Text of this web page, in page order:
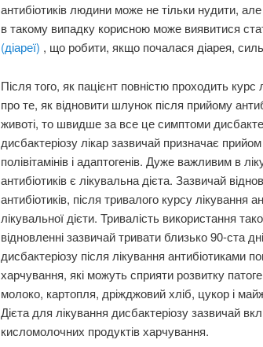
антибіотиків людини може не тільки нудити,
в такому випадку корисною може виявитися
(діареї) , що робити, якщо почалася діарея,
Після того, як пацієнт повністю проходить курс
про те, як відновити шлунок після прийому
животі, то швидше за все це симптоми
дисбактеріозу лікар зазвичай призначає
полівітамінів і адаптогенів. Дуже важливим в
антибіотиків є лікувальна дієта. Зазвичай
антибіотиків, після тривалого курсу лікування
лікувальної дієти. Тривалість використання
відновленні зазвичай тривати близько 90-ста
дисбактеріозу після лікування антибіотиками
харчування, які можуть сприяти розвитку
молоко, картопля, дріжджовий хліб, цукор і
Дієта для лікування дисбактеріозу зазвичай
кисломолочних продуктів харчування.